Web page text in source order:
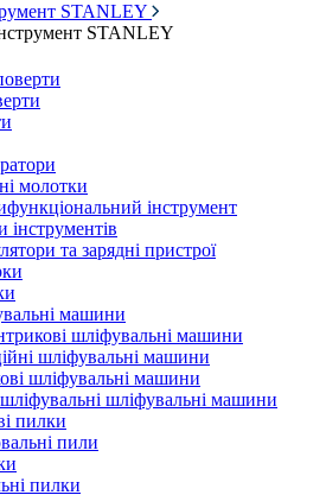
STANLEY
STANLEY
молотки
інструмент
інструментів
та зарядні пристрої
машини
шліфувальні машини
шліфувальні машини
шліфувальні машини
шліфувальні машини
пилки
пили
пилки